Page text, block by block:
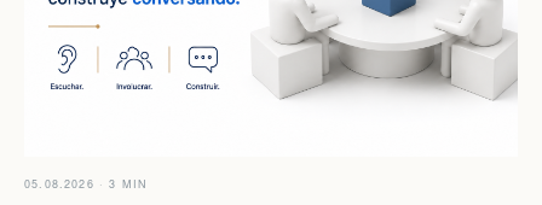
05.08.2026 · 3 MIN